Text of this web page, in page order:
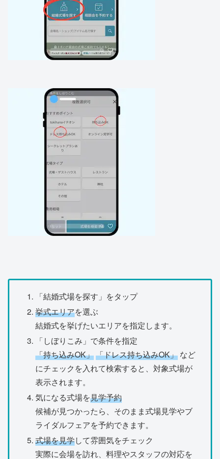
「結婚式場を探す」をタップ
挙式エリアを選ぶ
結婚式を挙げたいエリアを指定します。
「しぼりこみ」で条件を指定
「持ち込みOK」「ドレス持ち込みOK」 など
にチェックを入れて検索すると、対象式場が
表示されます。
気になる式場を見学予約
候補が見つかったら、そのまま式場見学やブ
ライダルフェアを予約できます。
式場を見学して雰囲気をチェック
実際に会場を訪れ、料理やスタッフの対応を